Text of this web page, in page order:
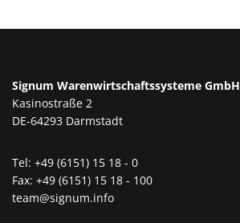
Signum Warenwirtschaftssysteme GmbH
Kasinostraße 2
DE-64293 Darmstadt
Tel: +49 (6151) 15 18 - 0
Fax: +49 (6151) 15 18 - 100
team@signum.info